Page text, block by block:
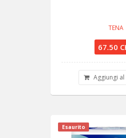
TENA
67.50
Aggiungi
Esaurito